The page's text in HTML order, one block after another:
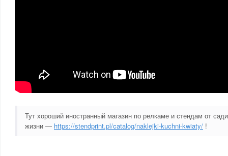
Тут хороший иностранный магазин по релкаме и стендам от
жизни — https://stendprint.pl/catalog/naklejki-kuchni-kwiaty/ !